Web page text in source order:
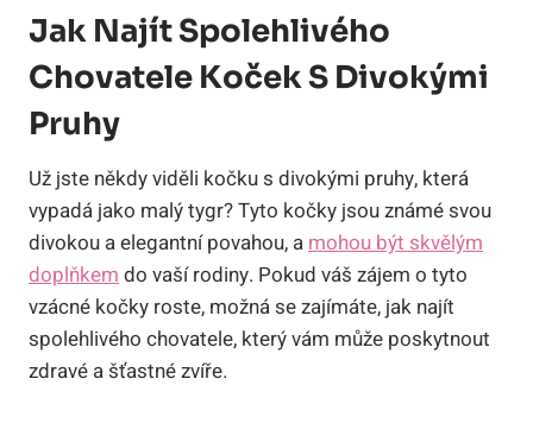
Jak Najít Spolehlivého
Chovatele Koček S Divokými
Pruhy
Už jste někdy viděli kočku s divokými pruhy, která
vypadá jako malý tygr? Tyto kočky jsou známé svou
divokou a elegantní povahou, a mohou být skvělým
doplňkem do vaší rodiny. Pokud váš zájem o tyto
vzácné kočky roste, možná se zajímáte, jak najít
spolehlivého chovatele, který vám může poskytnout
zdravé a šťastné zvíře.